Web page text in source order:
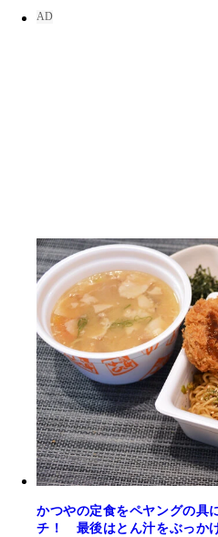
かつやの定食をペヤングの具
チ！ 最後はとん汁をぶっか